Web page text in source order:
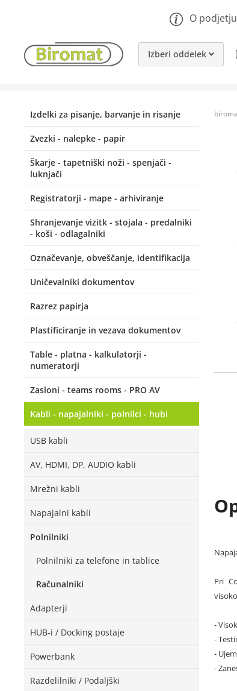
O podjetju
Izberi oddelek
Izdelki za pisanje, barvanje in risanje
Zvezki - nalepke - papir
Škarje - tapetniški noži - spenjači -
luknjači
Registratorji - mape - arhiviranje
Shranjevanje vizitk - stojala - predalniki
- koši - odlagalniki
Označevanje, obveščanje, identifikacija
Uničevalniki dokumentov
Razrez papirja
Plastificiranje in vezava dokumentov
Table - platna - kalkulatorji -
numeratorji
Zasloni - teams rooms - PRO AV
Kabli - napajalniki - polnilci - hubi
USB kabli
AV, HDMI, DP, AUDIO kabli
Mrežni kabli
Napajalni kabli
Polnilniki
Polnilniki za telefone in tablice
Računalniki
Adapterji
HUB-i / Docking postaje
Powerbank
Razdelilniki / Podaljški
Pri
-
-
-
-